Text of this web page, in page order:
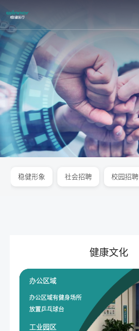
稳健形象 社会招聘 校园招聘
健康文化
办公区域
办公区域有健身场所
放置乒乓球台
工业园区